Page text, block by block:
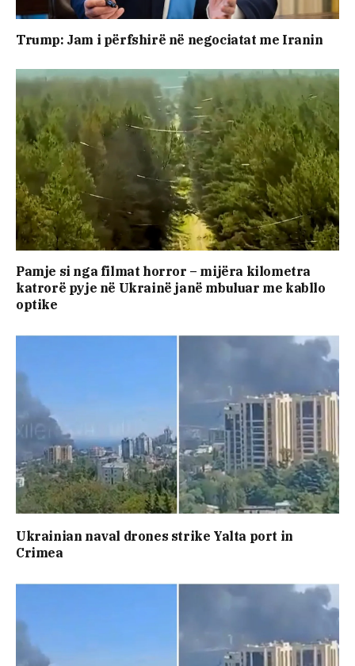
Trump: Jam i përfshirë në negociatat me Iranin
Pamje si nga filmat horror – mijëra kilometra
katrorë pyje në Ukrainë janë mbuluar me kabllo
optike
Ukrainian naval drones strike Yalta port in
Crimea